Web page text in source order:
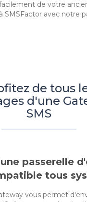
de votre
SMSFactor avec notre
de tous
d'une
SMS
passerelle
tous
vous permet